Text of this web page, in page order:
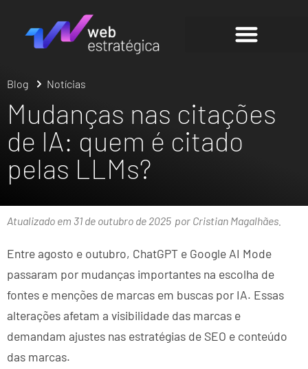
Blog Notícias
Mudanças nas citações
de IA: quem é citado
pelas LLMs?
Atualizado em 31 de outubro de 2025 por Cristian Magalhães.
Entre agosto e outubro, ChatGPT e Google AI Mode
passaram por mudanças importantes na escolha de
fontes e menções de marcas em buscas por IA. Essas
alterações afetam a visibilidade das marcas e
demandam ajustes nas estratégias de SEO e conteúdo
das marcas.